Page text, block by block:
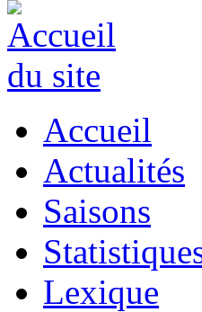
Accueil
Actualités
Saisons
Lexique